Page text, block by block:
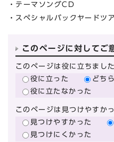
・テーマソングCD
・スペシャルバックヤードツ
このページに対してご
このページは役に立ちまし
役に立った
どち
役に立たなかった
このページは見つけやすか
見つけやすかった
見つけにくかった